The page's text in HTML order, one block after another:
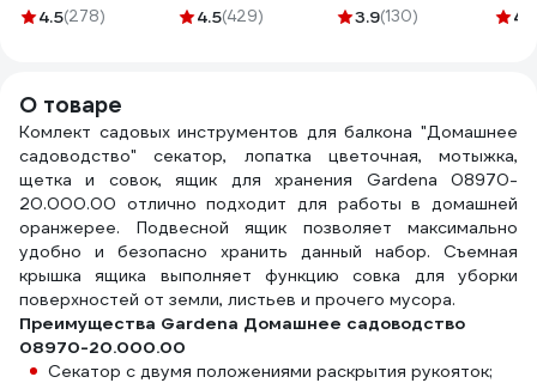
4.5(278)
2 4.5(429)
200 кг,
3.9(130)
654.3
О товаре
Комлект садовых инструментов для балкона "Домашнее
садоводство" секатор, лопатка цветочная, мотыжка,
щетка и совок, ящик для хранения Gardena 08970-
20.000.00 отлично подходит для работы в домашней
оранжерее. Подвесной ящик позволяет максимально
удобно и безопасно хранить данный набор. Съемная
крышка ящика выполняет функцию совка для уборки
поверхностей от земли, листьев и прочего мусора.
Преимущества Gardena Домашнее садоводство
08970-20.000.00
Секатор с двумя положениями раскрытия рукояток;